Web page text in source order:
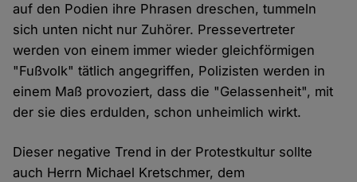
auf den Podien ihre Phrasen dreschen, tummeln
sich unten nicht nur Zuhörer. Pressevertreter
werden von einem immer wieder gleichförmigen
"Fußvolk" tätlich angegriffen, Polizisten werden in
einem Maß provoziert, dass die "Gelassenheit", mit
der sie dies erdulden, schon unheimlich wirkt.
Dieser negative Trend in der Protestkultur sollte
auch Herrn Michael Kretschmer, dem